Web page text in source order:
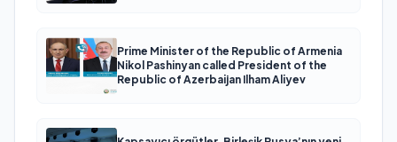
Prime Minister of the Republic of Armenia
Nikol Pashinyan called President of the
Republic of Azerbaijan Ilham Aliyev